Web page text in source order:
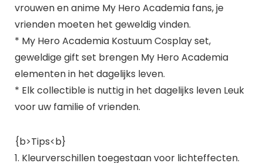
vrouwen en anime My Hero Academia fans, je
vrienden moeten het geweldig vinden.
* My Hero Academia Kostuum Cosplay set,
geweldige gift set brengen My Hero Academia
elementen in het dagelijks leven.
* Elk collectible is nuttig in het dagelijks leven Leuk
voor uw familie of vrienden.
{b>Tips<b}
1. Kleurverschillen toegestaan voor lichteffecten.